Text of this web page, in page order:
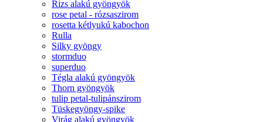
Rizs alakú gyöngyök
rose petal - rózsaszirom
rosetta kétlyukú kabochon
Rulla
Silky gyöngy
stormduo
superduo
Tégla alakú gyöngyök
Thorn gyöngyök
tulip petal-tulipánszirom
Tüskegyöngy-spike
Virág alakú gyöngyök